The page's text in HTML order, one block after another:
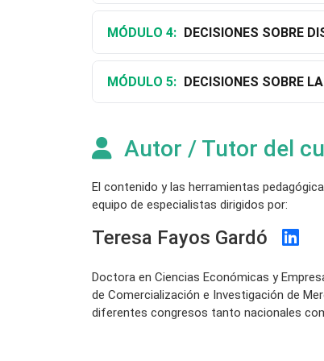
MÓDULO 4: DECISIONES SOBRE
MÓDULO 5: DECISIONES SOBRE
Autor / Tutor del
El contenido y las herramientas
equipo de especialistas dirigidos por:
Teresa Fayos Gardó
Doctora en Ciencias Económicas y
de Comercialización e Investigación de
diferentes congresos tanto nacionales